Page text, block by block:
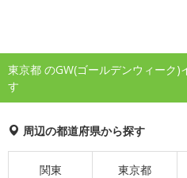
東京都 のGW(ゴールデンウィーク
す
周辺の都道府県から探す
関東 東京都